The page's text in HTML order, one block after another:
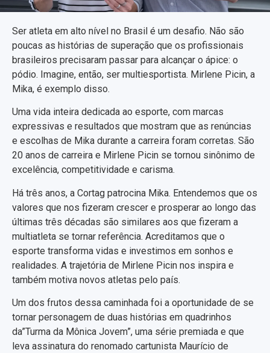
Ser atleta em alto nível no Brasil é um desafio. Não são
poucas as histórias de superação que os profissionais
brasileiros precisaram passar para alcançar o ápice: o
pódio. Imagine, então, ser multiesportista. Mirlene Picin, a
Mika, é exemplo disso.
Uma vida inteira dedicada ao esporte, com marcas
expressivas e resultados que mostram que as renúncias
e escolhas de Mika durante a carreira foram corretas. São
20 anos de carreira e Mirlene Picin se tornou sinônimo de
excelência, competitividade e carisma.
Há três anos, a Cortag patrocina Mika. Entendemos que os
valores que nos fizeram crescer e prosperar ao longo das
últimas três décadas são similares aos que fizeram a
multiatleta se tornar referência. Acreditamos que o
esporte transforma vidas e investimos em sonhos e
realidades. A trajetória de Mirlene Picin nos inspira e
também motiva novos atletas pelo país.
Um dos frutos dessa caminhada foi a oportunidade de se
tornar personagem de duas histórias em quadrinhos
da”Turma da Mônica Jovem”, uma série premiada e que
leva assinatura do renomado cartunista Maurício de